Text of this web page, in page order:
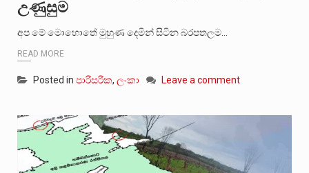
උණුසුම
අප මේ මොහොතේ මුහුණ දෙමින් සිටින බරපතලම…
READ MORE
Posted in පාරිසරික, ලංකා Leave a comment